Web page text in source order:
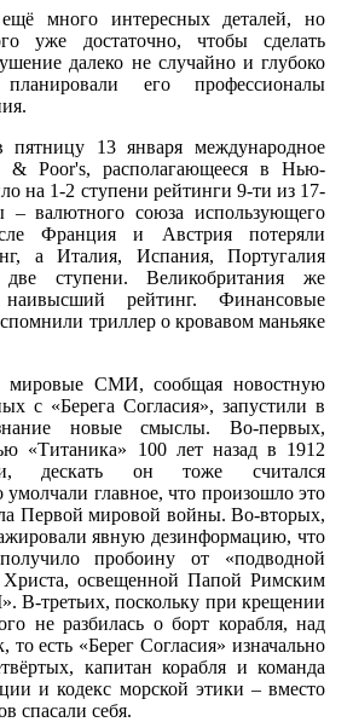
много интересных деталей, но
уже достаточно, чтобы сделать
далеко не случайно и глубоко
его профессионалы
13 января международное
& Poor's, располагающееся в Нью-
на 1-2 ступени рейтинги 9-ти из 17-
– валютного союза использующего
Франция и Австрия потеряли
а Италия, Испания, Португалия
ступени. Великобритания же
рейтинг. Финансовые
триллер о кровавом маньяке
СМИ, сообщая новостную
с «Берега Согласия», запустили в
новые смыслы. Во-первых,
«Титаника» 100 лет назад в 1912
дескать он тоже считался
главное, что произошло это
Первой мировой войны. Во-вторых,
явную дезинформацию, что
пробоину от «подводной
Христа, освещенной Папой Римским
В-третьих, поскольку при крещении
не разбилась о борт корабля, над
то есть «Берег Согласия» изначально
капитан корабля и команда
и кодекс морской этики – вместо
спасали себя.